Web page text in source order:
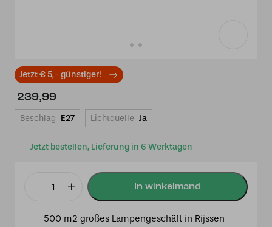
Jetzt € 5,- günstiger!
Jetzt bestellen, Lieferung in 6 Werktagen
239,99
Beschlag E27 Lichtquelle Ja
Tiffany
500 m2 großes Lampengeschäft in Rijssen